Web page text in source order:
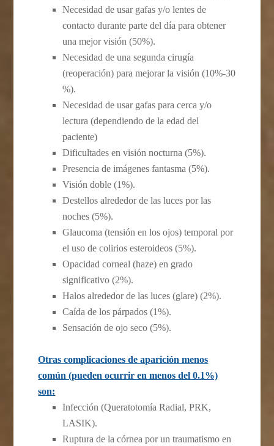
Necesidad de usar gafas y/o lentes de
contacto durante parte del día para obtener
una mejor visión (50%).
Necesidad de una segunda cirugía
(reoperación) para mejorar la visión (10%-30
%).
Necesidad de usar gafas para cerca y/o
lectura (dependiendo de la edad del
paciente)
Dificultades en visión nocturna (5%).
Presencia de imágenes fantasma (5%).
Visión doble (1%).
Destellos alrededor de las luces por las
noches (5%).
Glaucoma (tensión en los ojos) temporal por
el uso de colirios esteroideos (5%).
Opacidad corneal (haze) en grado
significativo (2%).
Halos alrededor de las luces (glare) (2%).
Caída de los párpados (1%).
Sensación de ojo seco (5%).
Otras complicaciones de aparición menos
común (pueden ocurrir en menos del 0.1%)
son:
Infección (Queratotomía Radial, PRK,
LASIK).
Ruptura de la córnea por un traumatismo en